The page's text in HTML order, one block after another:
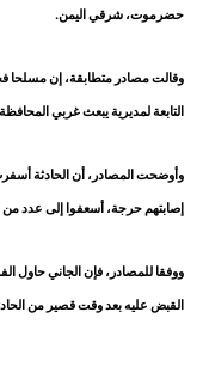
حضرموت، شرقي اليمن.
وقالت مصادر متطابقة، إن مسلحا
التابعة لمديرية يبعث غربي
إصابتهم حرجة، أسعفوا إلى عدد
ووفقا للمصادر، فإن الجاني حاول
القبض عليه بعد وقت قصير من